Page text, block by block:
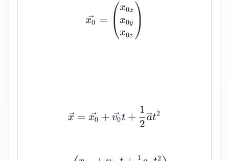
x0 =
x0x
x0y
x0z
x = x0 + v0t +
2
1
at2
1 2